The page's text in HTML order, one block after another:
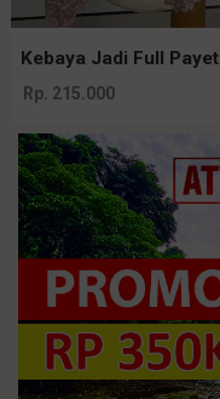
Kebaya Jadi Full Payet
Rp. 215.000